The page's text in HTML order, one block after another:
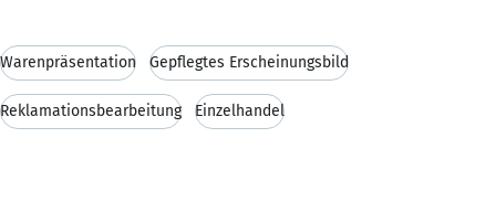
Warenpräsentation Gepflegtes Erscheinungsbild
Reklamationsbearbeitung Einzelhandel